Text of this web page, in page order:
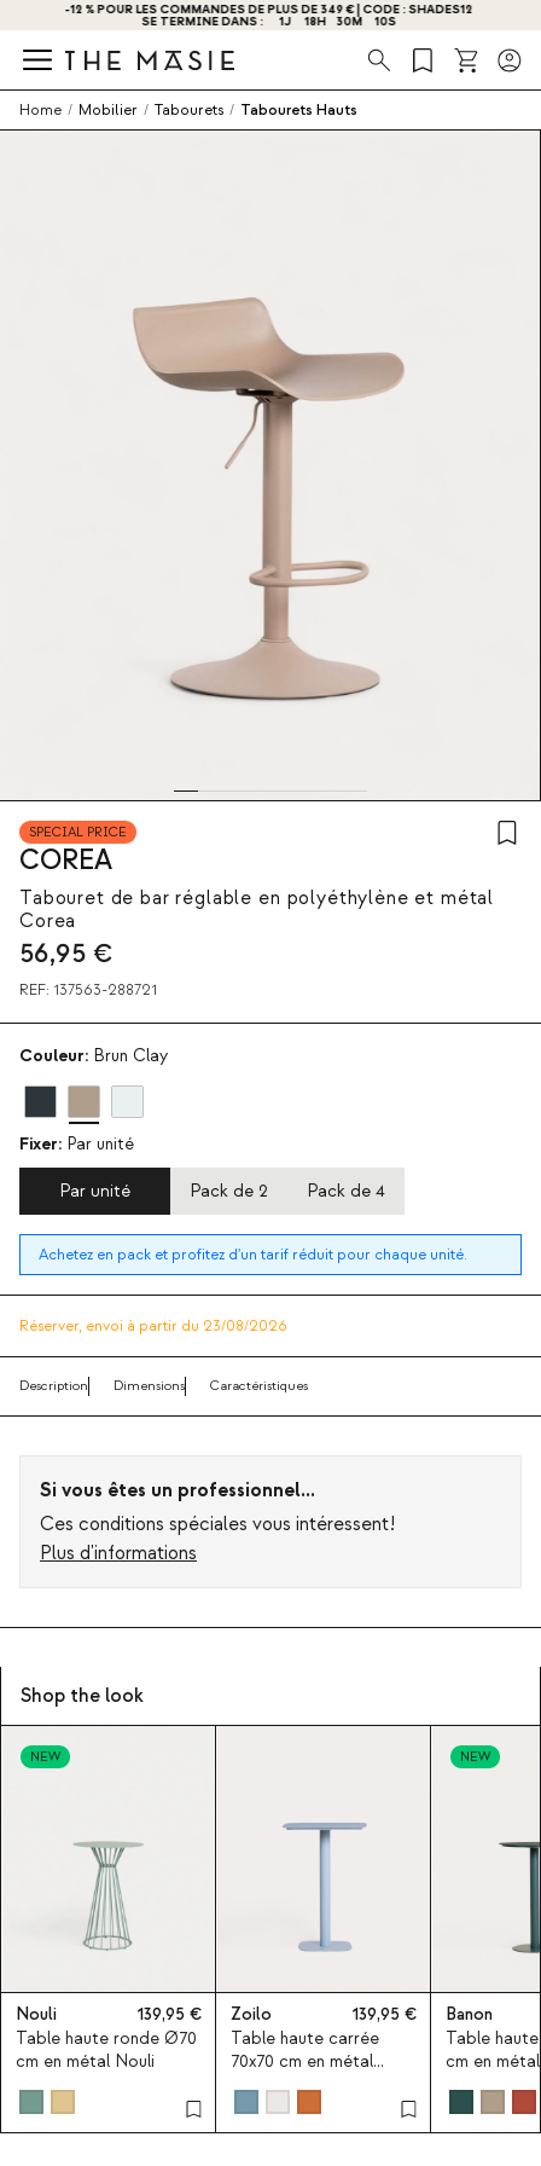
OBTENEZ - 10 % DE RÉDUCTION EN VOUS INSCRIVANT DÈS MAINTENANT !
Recherche
Home / Mobilier / Tabourets / Tabourets Hauts
SPECIAL PRICE
COREA
Tabouret de bar réglable en polyéthylène et métal
Corea
56,95 €
REF: 137563-288721
Couleur: Brun Clay
Fixer: Par unité
Par unité Pack de 2 Pack de 4
Achetez en pack et profitez d'un tarif réduit pour chaque unité.
Réserver, envoi à partir du 23/08/2026
Description Dimensions Caractéristiques
Si vous êtes un professionnel...
Ces conditions spéciales vous intéressent!
Plus d'informations
Shop the look
NEW
Nouli
139,95
Table haute ronde Ø70
cm en métal Nouli
Zoilo
139,95
Table haute carrée
70x70 cm en métal
Zoilo
NEW
Banon
Table
cm en